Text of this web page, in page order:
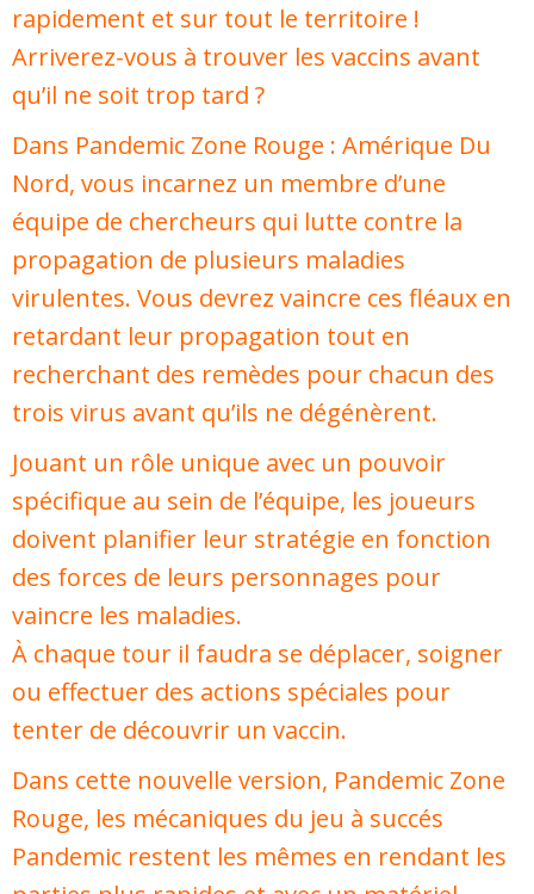
rapidement et sur tout le territoire !
Arriverez-vous à trouver les vaccins avant
qu’il ne soit trop tard ?
Dans Pandemic Zone Rouge : Amérique Du
Nord, vous incarnez un membre d’une
équipe de chercheurs qui lutte contre la
propagation de plusieurs maladies
virulentes. Vous devrez vaincre ces fléaux en
retardant leur propagation tout en
recherchant des remèdes pour chacun des
trois virus avant qu’ils ne dégénèrent.
Jouant un rôle unique avec un pouvoir
spécifique au sein de l’équipe, les joueurs
doivent planifier leur stratégie en fonction
des forces de leurs personnages pour
vaincre les maladies.
À chaque tour il faudra se déplacer, soigner
ou effectuer des actions spéciales pour
tenter de découvrir un vaccin.
Dans cette nouvelle version, Pandemic Zone
Rouge, les mécaniques du jeu à succés
Pandemic restent les mêmes en rendant les